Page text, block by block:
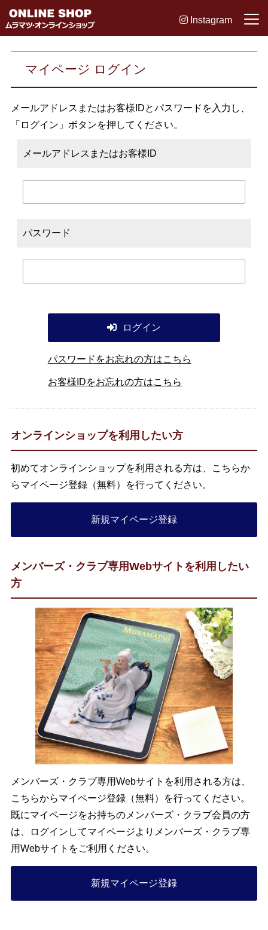
Instagram
マイページ ログイン
メールアドレスまたはお客様IDとパスワードを入力し、
「ログイン」ボタンを押してください。
メールアドレスまたはお客様ID
パスワード
ログイン
パスワードをお忘れの方はこちら
お客様IDをお忘れの方はこちら
オンラインショップを利用したい方
初めてオンラインショップを利用される方は、こちらか
らマイページ登録（無料）を行ってください。
新規マイページ登録
メンバーズ・クラブ専用Webサイトを利用したい
方
メンバーズ・クラブ専用Webサイトを利用される方は、
こちらからマイページ登録（無料）を行ってください。
既にマイページをお持ちのメンバーズ・クラブ会員の方
は、ログインしてマイページよりメンバーズ・クラブ専
用Webサイトをご利用ください。
新規マイページ登録